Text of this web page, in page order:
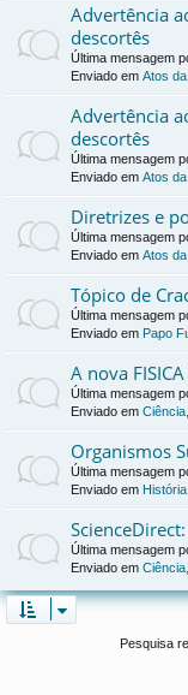
Advertência
descortês
Última mensagem
Enviado em Atos
Advertência
descortês
Última mensagem
Enviado em Atos
Diretrizes e
Última mensagem
Enviado em Atos
Tópico de
Última mensagem
Enviado em Papo
A nova
Última mensagem
Enviado em
Organismos
Última mensagem
Enviado em
Última mensagem
Enviado em
Pesquisa